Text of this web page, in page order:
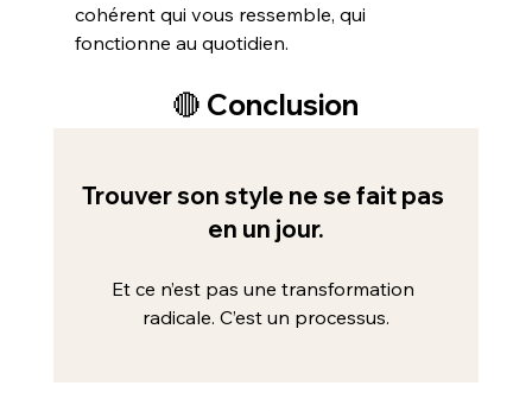
cohérent qui vous ressemble, qui
fonctionne au quotidien.
🔴 Conclusion
Trouver son style ne se fait pas
en un jour.
Et ce n’est pas une transformation
radicale. C’est un processus.